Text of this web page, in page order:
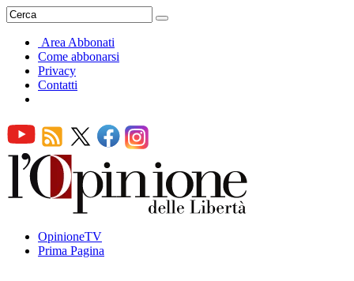
Area Abbonati
Come abbonarsi
Privacy
Contatti
OpinioneTV
Prima Pagina